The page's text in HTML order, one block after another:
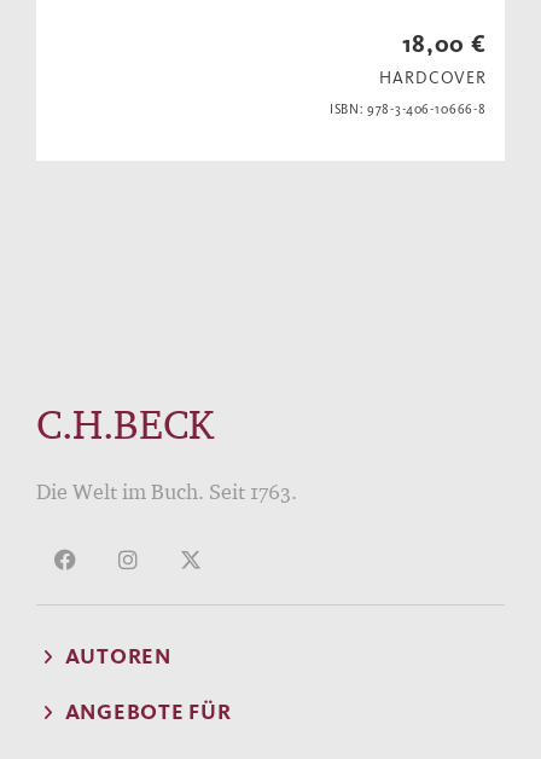
18,00 €
HARDCOVER
ISBN: 978-3-406-10666-8
C.H.BECK
Die Welt im Buch. Seit 1763.
AUTOREN
ANGEBOTE FÜR